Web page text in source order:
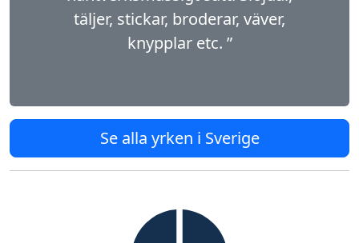
täljer, stickar, broderar, väver,
knypplar etc. ”
Se alla yrken i Sverige